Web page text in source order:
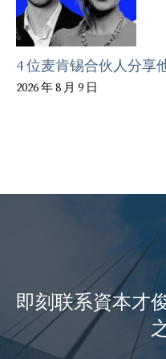
4 位麦肯锡合伙人分享
2026 年 8 月 9 日
即刻联系資本才